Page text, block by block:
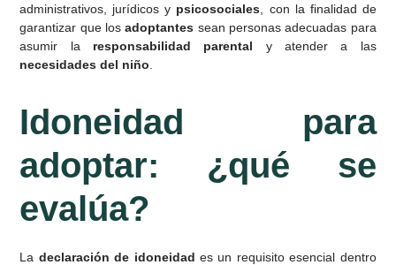
administrativos, jurídicos y psicosociales , con la finalidad de
garantizar que losadoptantes sean personas adecuadas para
asumir la responsabilidad parental y atender a las
necesidades del niño
Idoneidad para
adoptar: ¿qué se
evalúa?
La declaración de idoneidad es un requisito esencial dentro